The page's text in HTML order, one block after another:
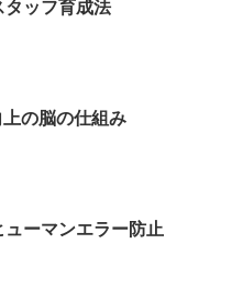
タッフ育成法
上の脳の仕組み
ューマンエラー防止